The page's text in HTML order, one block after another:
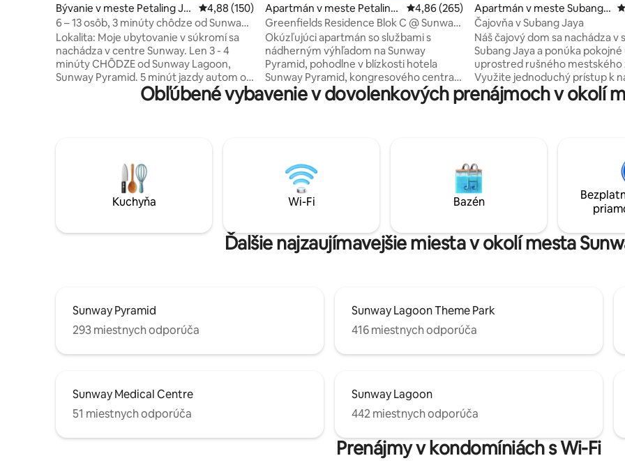
Bývanie v meste Petaling Ja
ya
Priemerné ohodnotenie 4,88 z 5, počet hodnotení: 150
4,88 (150)
6 – 13 osôb, 3 minúty chôdze od Sunway
Pyramid/Lagoon Jpn Hse
Lokalita: Moje ubytovanie v súkromí sa
nachádza v centre Sunway. Len 3 - 4
minúty CHÔDZE od Sunway Lagoon,
Sunway Pyramid. 5 minút jazdy autom od
Sunway Medical Centre, Sunway Geo
až 13 ľudí. Je vybavený
vysokorýchlostným Wi-Fi pripojením na
internet, kuchyňou, práčkou a
bezplatným súkromným parkoviskom.
potrebami
Apartmán v meste Petaling
Jaya
Priemerné ohodnotenie 4,86 z 5, počet
4,86 (265)
Greenfields Residence Blok C @ Sunway
Pyramid
Okúzľujúci apartmán so službami s
nádherným výhľadom na Sunway
Pyramid, pohodlne v blízkosti hotela
Sunway Pyramid, kongresového centra
Sunway Convention Centre, Sunway
Lagoon a BRT Sunway Line. Využite
posteľ, 2 jednolôžka, 1 rozkladaciu
pohovku, 32-palcovú LED televízor so
službou Netflix, chladničku,
kombinovanú práčku so sušičkou,
posilňovňu a bazén.
Apartmán v meste Subang J
aya
Čajovňa v Subang Jaya
Náš čajový dom sa nachádza v
Subang Jaya a ponúka
uprostred rušného mestského
Využite jednoduchý prístup k
centrám a obchodom s
zábavnými zariadeniami a
Nu Empire - Sime Darby
Subang Ria Park 10 minút jazdy autom: -
Sunway Pyramid - SS15 - Major
routes Užite si pohodlie a pohodlie v srdci
toho všetkého.
Obľúbené vybavenie v dovolenkových prenájmoch v okolí
Kuchyňa Wi-Fi Bazén
Ďalšie najzaujímavejšie miesta v okolí mesta
Sunway Pyramid
293 miestnych odporúča
Sunway Lagoon Theme Park
416 miestnych odporúča
Sunway Medical Centre
51 miestnych odporúča
Sunway Lagoon
442 miestnych odporúča
Prenájmy v kondomíniách s Wi-Fi